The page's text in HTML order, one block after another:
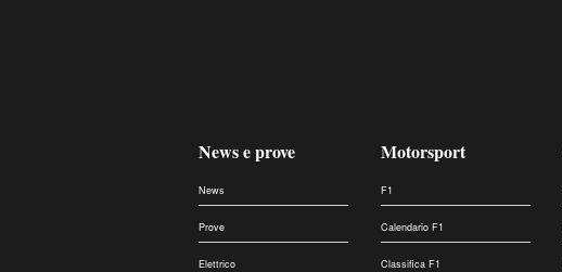
News e prove
News
Prove
Elettrico
Motorsport
F1
Calendario F1
Classifica F1